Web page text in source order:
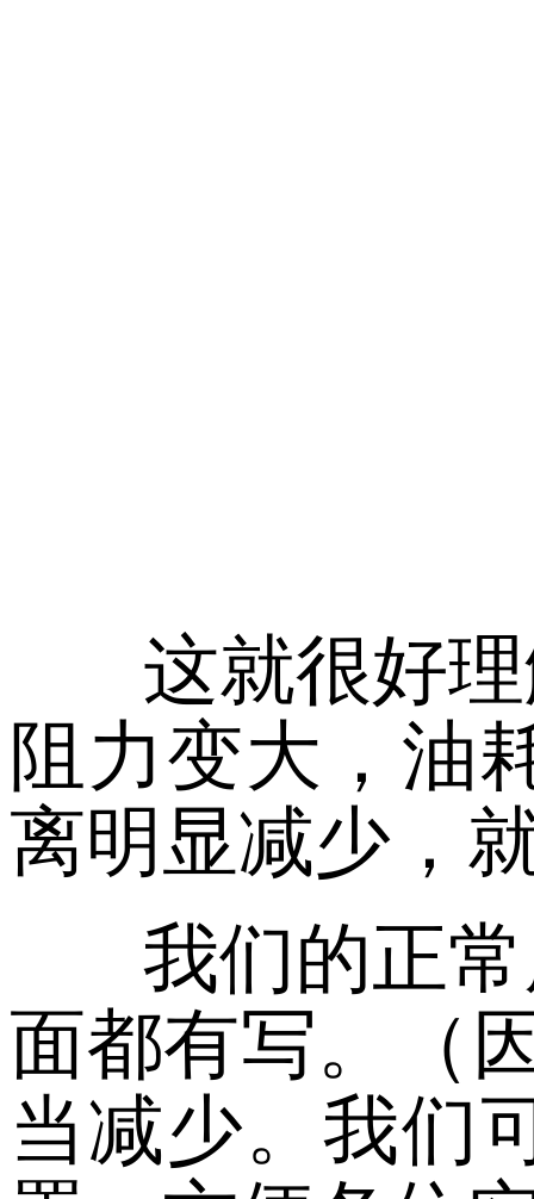
这就很好
阻力变大，油
离明显减少，
我们的正
面都有写。（
当减少。我们